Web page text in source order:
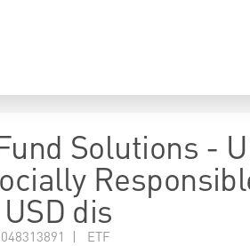
Solutions -
dis
| ETF